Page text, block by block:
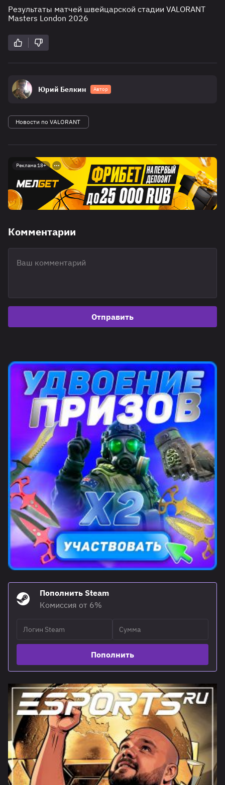
Результаты матчей швейцарской стадии VALORANT
Masters London 2026
Юрий Белкин Автор
Новости по VALORANT
Реклама 18+
Комментарии
Отправить
Пополнить Steam
Комиссия от 6%
Пополнить